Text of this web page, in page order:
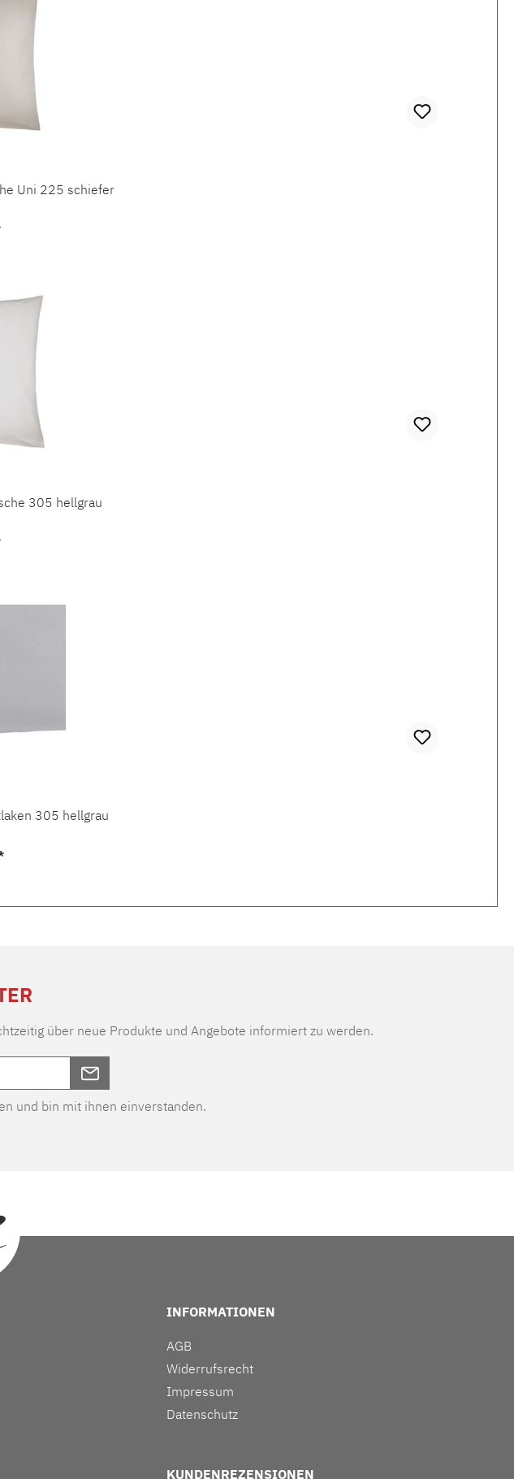
Uni 225 schiefer
305 hellgrau
305 hellgrau
über neue Produkte und Angebote informiert zu werden.
und bin mit ihnen einverstanden.
INFORMATIONEN
AGB
Widerrufsrecht
Impressum
Datenschutz
KUNDENREZENSIONEN